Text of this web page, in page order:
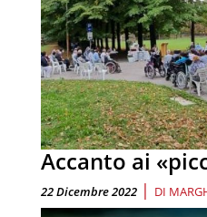
Accanto ai
22 Dicembre 2022 | DI